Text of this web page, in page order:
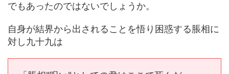
でもあったのではないでしょうか。
自身が結界から出されることを悟り困惑する脹相に
対し九十九は